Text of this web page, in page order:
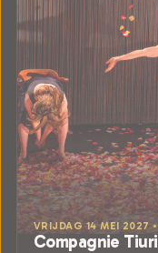
VRIJDAG 14 MEI 2027
Compagnie Tiuri